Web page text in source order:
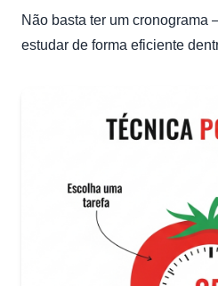
Não basta ter um
estudar de forma eficiente